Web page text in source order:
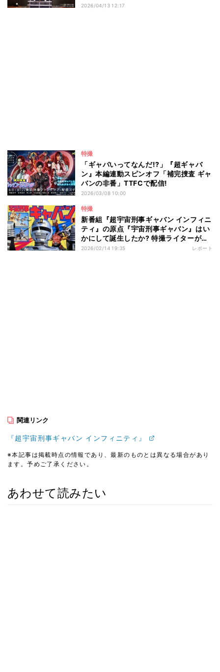
2026/04/13 12:17
特撮
「ギャバいってなんだ!?」『超ギャバ
ン』本編連動スピンオフ「補完捜査 ギャ
バンの非番」TTFCで配信!
2026/03/08 10:00
特撮
新番組『超宇宙刑事ギャバン インフィニ
ティ』の原点『宇宙刑事ギャバン』はい
かにして誕生したか? 特撮ライターが超
次元解説!
2026/02/14 19:35 レポート
関連リンク
『超宇宙刑事ギャバン インフィニティ』
※本記事は掲載時点の情報であり、最新のものとは異なる場合があり
ます。予めご了承ください。
あわせて読みたい